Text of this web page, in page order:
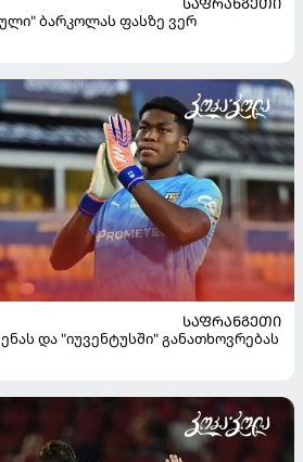
ბარკოლას ფასზე ვერ
ᲡᲐᲤᲠᲐᲜᲒᲔᲗᲘ
და "იუვენტუსში" განათხოვრებას